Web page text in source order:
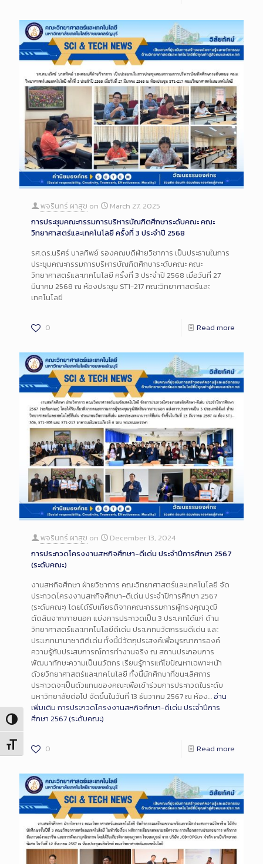
Toggle High Contrast
Toggle Font size
พจรินทร์ ผาสุข on
March 27, 2025
การประชุมคณะกรรมการบริหารบัณฑิตศึกษาระดับคณะ คณะ
วิทยาศาสตร์และเทคโนโลยี ครั้งที่ 3 ประจำปี 2568
รศ.ดร.นริศร์ บาลทิพย์ รองคณบดีฝ่ายวิชาการ เป็นประธานในการ
ประชุมคณะกรรมการบริหารบัณฑิตศึกษาระดับคณะ คณะ
วิทยาศาสตร์และเทคโนโลยี ครั้งที่ 3 ประจำปี 2568 เมื่อวันที่ 27
มีนาคม 2568 ณ ห้องประชุม ST1-217 คณะวิทยาศาสตร์และ
เทคโนโลยี
0 Read more
พจรินทร์ ผาสุข on
December 13, 2024
การประกวดโครงงานสหกิจศึกษา-ดีเด่น ประจำปีการศึกษา 2567
(ระดับคณะ)
งานสหกิจศึกษา ฝ่ายวิชาการ คณะวิทยาศาสตร์และเทคโนโลยี จัด
ประกวดโครงงานสหกิจศึกษา-ดีเด่น ประจำปีการศึกษา 2567
(ระดับคณะ) โดยได้รับเกียรติจากคณะกรรมการผู้ทรงคุณวุฒิ
ตัดสินจากภายนอก แบ่งการประกวดเป็น 3 ประเภทได้แก่ ด้าน
วิทยาศาสตร์และเทคโนโลยีดีเด่น ประเภทนวัตกรรมดีเด่น และ
ประเภทนานาชาติดีเด่น ทั้งนี้มีวัตถุประสงค์เพื่อบูรณาการองค์
ความรู้กับประสบการณ์การทำงานจริง ณ สถานประกอบการ
พัฒนาทักษะความเป็นนวัตกร เรียนรู้การแก้ไขปัญหาเฉพาะหน้า
ด้วยวิทยาศาสตร์และเทคโนโลยี ทั้งนี้นักศึกษาที่ชนะเลิศการ
ประกวดจะเป็นตัวแทนของคณะเพื่อเข้าร่วมการประกวดในระดับ
มหาวิทยาลัยต่อไป จัดขึ้นในวันที่ 13 ธันวาคม 2567 ณ ห้อง…อ่าน
เพิ่มเติม การประกวดโครงงานสหกิจศึกษา-ดีเด่น ประจำปีการ
ศึกษา 2567 (ระดับคณะ)
0 Read more